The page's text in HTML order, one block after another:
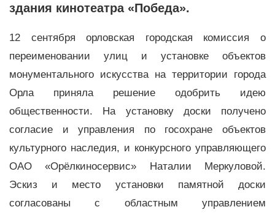
здания кинотеатра «Победа».
12 сентября орловская городская комиссия о
переименовании улиц и установке объектов
монументального искусства на территории города
Орла приняла решение одобрить идею
общественности. На установку доски получено
согласие и управления по госохране объектов
культурного наследия, и конкурсного управляющего
ОАО «Орёлкиносервис» Наталии Меркуловой.
Эскиз и место установки памятной доски
согласованы с областным управлением